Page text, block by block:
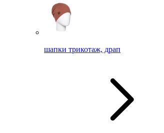
шапки трикотаж, драп